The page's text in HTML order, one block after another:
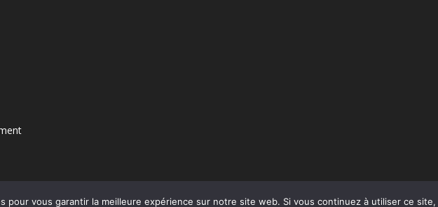
| Propulsé parWordPress
pour vous garantir la meilleure expérience sur notre site web. Si vous continuez à utiliser ce